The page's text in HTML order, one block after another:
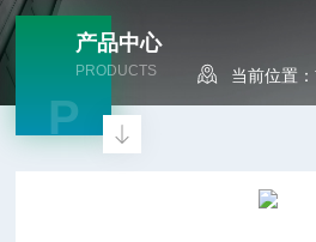
产品中心
PRODUCTS
P
当前位置：